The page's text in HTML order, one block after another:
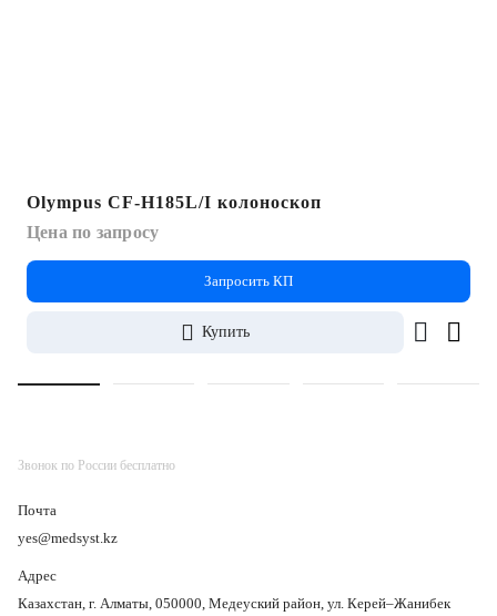
Olympus CF-H185L/I колоноскоп
Цена по запросу
Запросить КП
Купить
Звонок по России бесплатно
Почта
yes@medsyst.kz
Адрес
Казахстан, г. Алматы, 050000, Медеуский район, ул. Керей–Жанибек